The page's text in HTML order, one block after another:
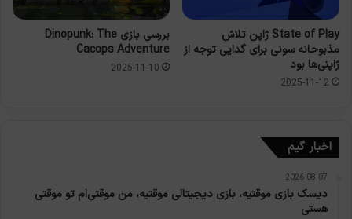
State of Play ژاپن تلاش
مذبوحانه سونی برای گدایی توجه از
ژاپنی‌ها بود
2025-11-12
بررسی بازی Dinopunk: The
Cacops Adventure
2025-11-10
اخبار گیم
2026-08-07
دیسک بازی موقتیه، بازی دیجیتالی موقتیه، من موقتی‌ام تو موقتی
هستی